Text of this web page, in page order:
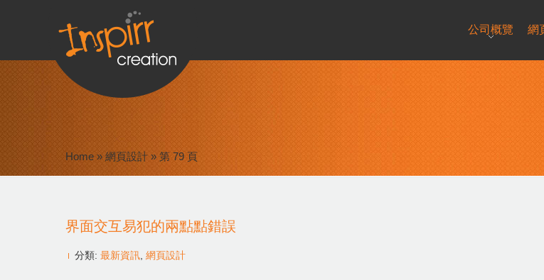
公司概覽 網
Home» 網頁設計 »第 79 頁
界面交互易犯的兩點點錯誤
分類: 最新資訊 網頁設計